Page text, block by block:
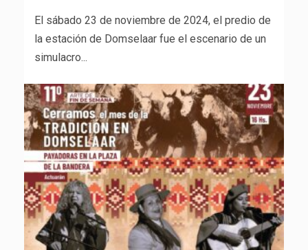
El sábado 23 de noviembre de 2024, el predio de
la estación de Domselaar fue el escenario de un
simulacro...